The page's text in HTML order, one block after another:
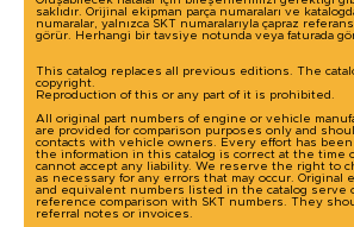
Detaylı incelemek için
saklıdır. Orijinal ekipman parça numaraları ve
numaralar, yalnızca SKT numaralarıyla çapraz
görür. Herhangi bir tavsiye notunda veya faturada
This catalog replaces all previous editions. The
copyright.
Reproduction of this or any part of it is prohibited.
All original part numbers of engine or vehicle
are provided for comparison purposes only and
contacts with vehicle owners. Every effort has
the information in this catalog is correct at the time
cannot accept any liability. We reserve the right to
as necessary for any errors that may occur. Original
and equivalent numbers listed in the catalog serve
reference comparison with SKT numbers. They
referral notes or invoices.